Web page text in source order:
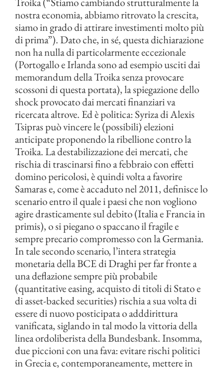
nostra economia, abbiamo ritrovato la crescita,
siamo in grado di attirare investimenti molto più
di prima”). Dato che, in sé, questa dichiarazione
non ha nulla di particolarmente eccezionale
(Portogallo e Irlanda sono ad esempio usciti dai
memorandum della Troika senza provocare
scossoni di questa portata), la spiegazione dello
shock provocato dai mercati finanziari va
ricercata altrove. Ed è politica: Syriza di Alexis
Tsipras può vincere le (possibili) elezioni
anticipate proponendo la ribellione contro la
Troika. La destabilizzazione dei mercati, che
rischia di trascinarsi fino a febbraio con effetti
domino pericolosi, è quindi volta a favorire
Samaras e, come è accaduto nel 2011, definisce lo
scenario entro il quale i paesi che non vogliono
agire drasticamente sul debito (Italia e Francia in
primis), o si piegano o spaccano il fragile e
sempre precario compromesso con la Germania.
In tale secondo scenario, l’intera strategia
monetaria della BCE di Draghi per far fronte a
una deflazione sempre più probabile
(quantitative easing, acquisto di titoli di Stato e
di asset-backed securities) rischia a sua volta di
essere di nuovo posticipata o adddirittura
vanificata, siglando in tal modo la vittoria della
linea ordoliberista della Bundesbank. Insomma,
due piccioni con una fava: evitare rischi politici
in Grecia e, contemporaneamente, mettere in